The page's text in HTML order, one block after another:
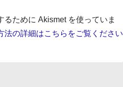
るために Akismet を使っていま
法の詳細はこちらをご覧ください